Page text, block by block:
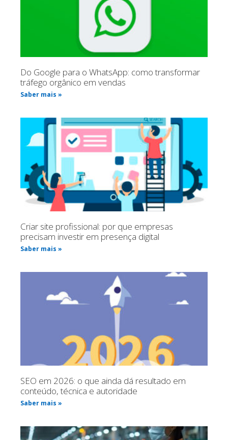
Do Google para o WhatsApp: como transformar
tráfego orgânico em vendas
Saber mais »
Criar site profissional: por que empresas
precisam investir em presença digital
Saber mais »
SEO em 2026: o que ainda dá resultado em
conteúdo, técnica e autoridade
Saber mais »